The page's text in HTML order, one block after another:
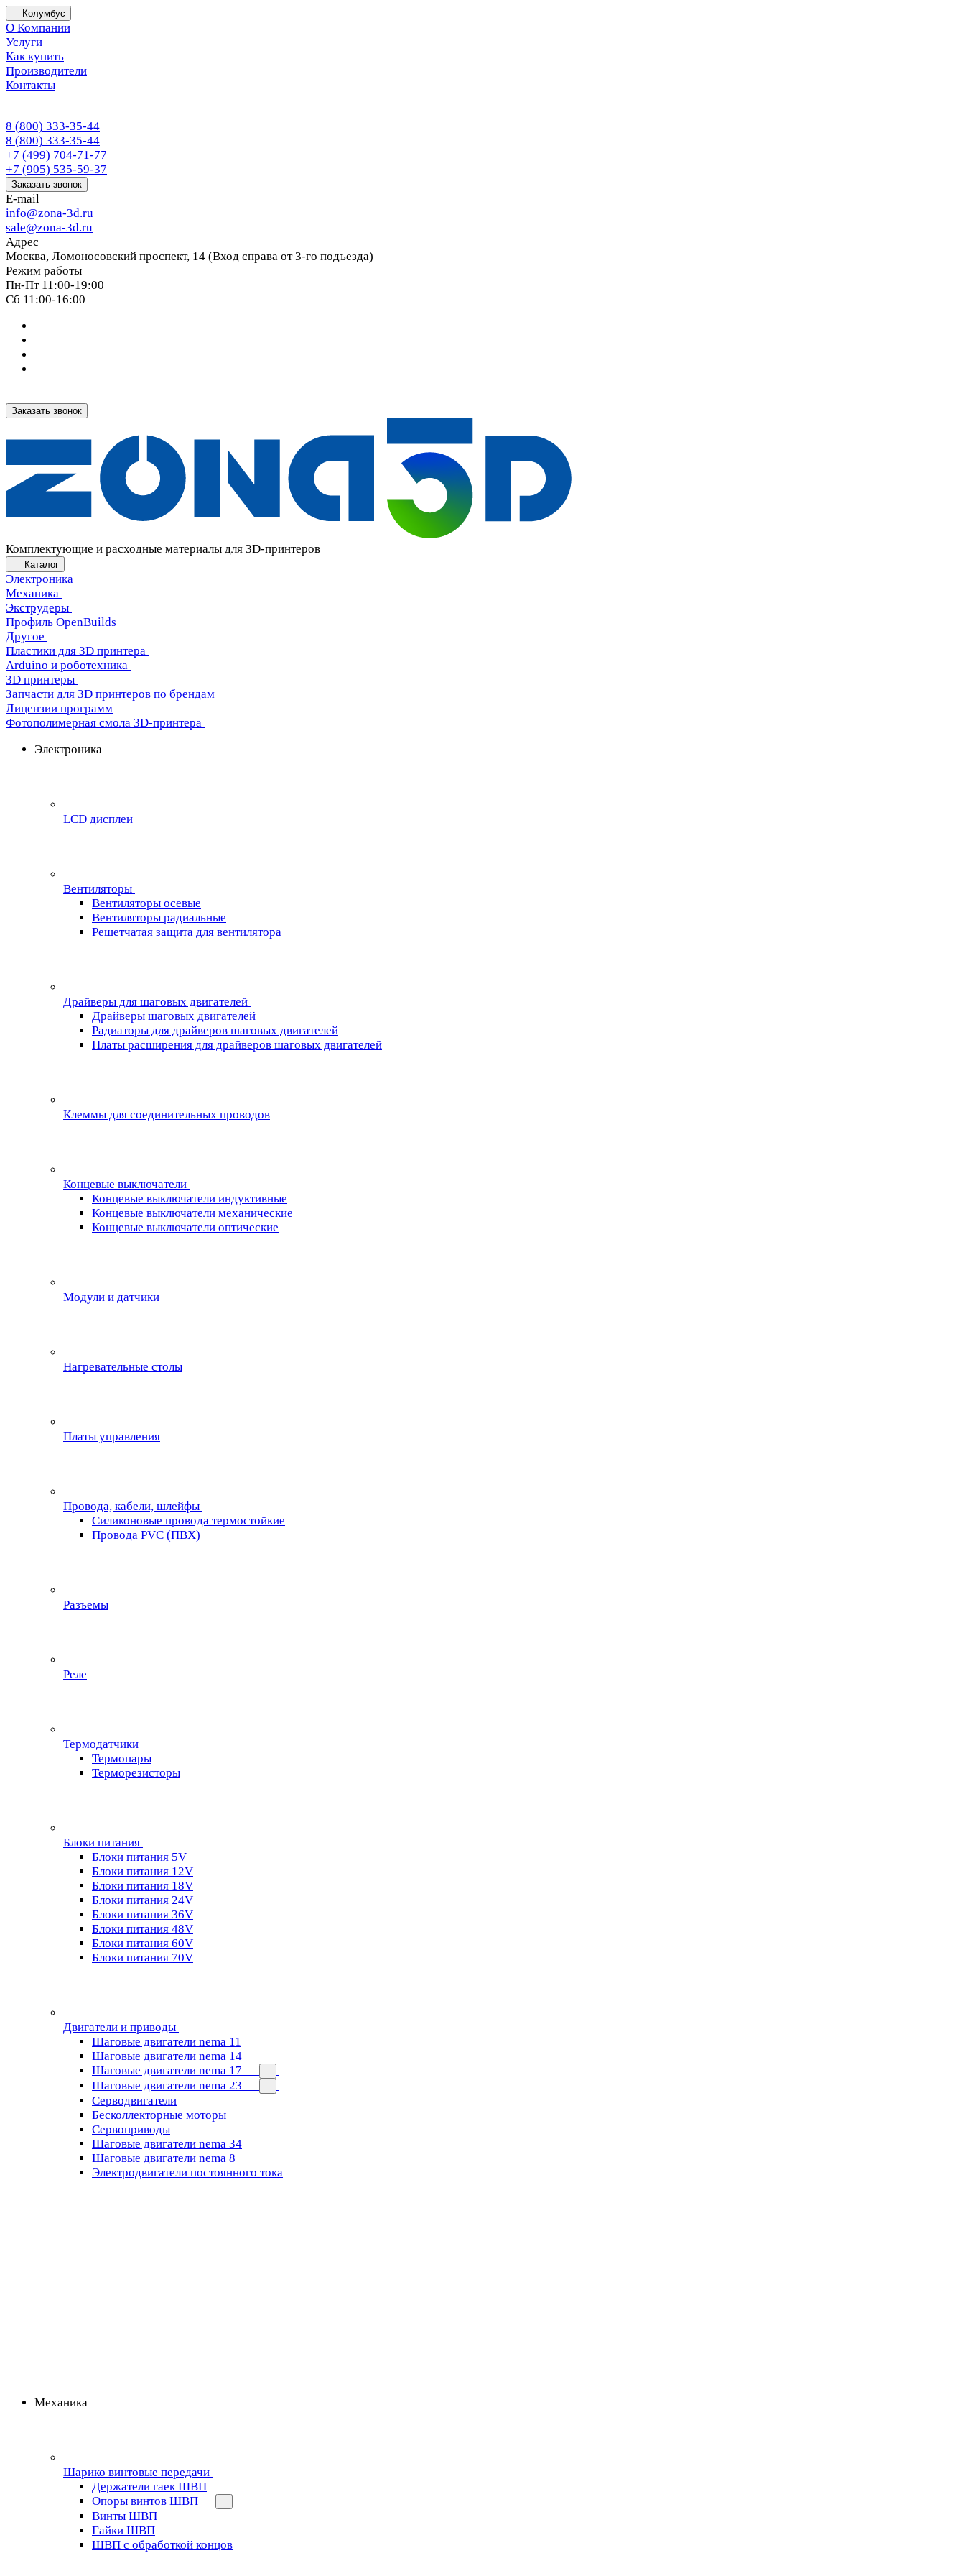
Колумбус
О Компании
Услуги
Как купить
Производители
Контакты
8 (800) 333-35-44
8 (800) 333-35-44
+7 (499) 704-71-77
+7 (905) 535-59-37
Заказать звонок
E-mail
info@zona-3d.ru
sale@zona-3d.ru
Адрес
Москва, Ломоносовский проспект, 14 (Вход справа от 3-го подъезда)
Режим работы
Пн-Пт 11:00-19:00
Сб 11:00-16:00
Заказать звонок
Комплектующие и расходные материалы для 3D-принтеров
Каталог
Электроника
Механика
Экструдеры
Профиль OpenBuilds
Другое
Пластики для 3D принтера
Arduino и роботехника
3D принтеры
Запчасти для 3D принтеров по брендам
Лицензии программ
Фотополимерная смола 3D-принтера
Электроника
LCD дисплеи
Вентиляторы
Вентиляторы осевые
Вентиляторы радиальные
Решетчатая защита для вентилятора
Драйверы для шаговых двигателей
Драйверы шаговых двигателей
Радиаторы для драйверов шаговых двигателей
Платы расширения для драйверов шаговых двигателей
Клеммы для соединительных проводов
Концевые выключатели
Концевые выключатели индуктивные
Концевые выключатели механические
Концевые выключатели оптические
Модули и датчики
Нагревательные столы
Платы управления
Провода, кабели, шлейфы
Силиконовые провода термостойкие
Провода PVC (ПВХ)
Разъемы
Реле
Термодатчики
Термопары
Терморезисторы
Блоки питания
Блоки питания 5V
Блоки питания 12V
Блоки питания 18V
Блоки питания 24V
Блоки питания 36V
Блоки питания 48V
Блоки питания 60V
Блоки питания 70V
Двигатели и приводы
Шаговые двигатели nema 11
Шаговые двигатели nema 14
Шаговые двигатели nema 17
Шаговые двигатели nema 23
Cерводвигатели
Бесколлекторные моторы
Сервоприводы
Шаговые двигатели nema 34
Шаговые двигатели nema 8
Электродвигатели постоянного тока
Механика
Шарико винтовые передачи
Держатели гаек ШВП
Опоры винтов ШВП
Винты ШВП
Гайки ШВП
ШВП с обработкой концов